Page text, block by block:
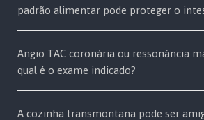
padrão alimentar pode proteger o
Angio TAC coronária ou ressonância
qual é o exame indicado?
A cozinha transmontana pode ser